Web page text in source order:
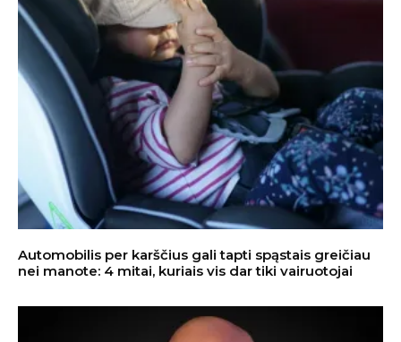
Automobilis per karščius gali tapti spąstais greičiau
nei manote: 4 mitai, kuriais vis dar tiki vairuotojai